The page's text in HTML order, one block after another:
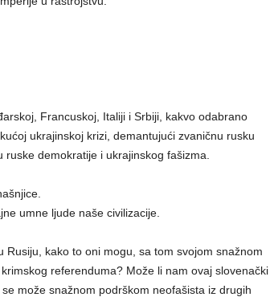
Francuskoj, Italiji i Srbiji, kakvo odabrano
ukrajinskoj krizi, demantujući zvaničnu rusku
demokratije i ukrajinskog fašizma.
umne ljude naše civilizacije.
kako to oni mogu, sa tom svojom snažnom
referenduma? Može li nam ovaj slovenački
može snažnom podrškom neofašista iz drugih